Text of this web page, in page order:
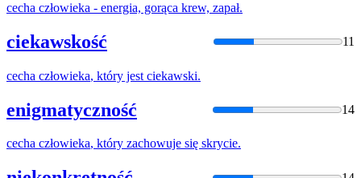
cecha człowieka - energia, gorąca krew, zapał.
ciekawskość 11
cecha człowieka, który jest ciekawski.
enigmatyczność 14
cecha człowieka, który zachowuje się skrycie.